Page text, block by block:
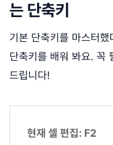
는 단축키
기본 단축키를 마스터
단축키를 배워 봐요. 꼭
드립니다!
현재 셀 편집: F2